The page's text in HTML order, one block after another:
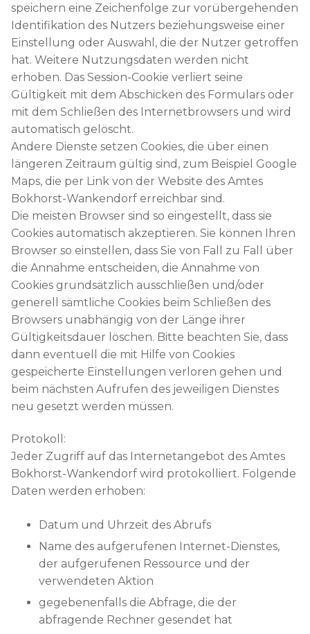
speichern eine Zeichenfolge zur vorübergehenden
Identifikation des Nutzers beziehungsweise einer
Einstellung oder Auswahl, die der Nutzer getroffen
hat. Weitere Nutzungsdaten werden nicht
erhoben. Das Session-Cookie verliert seine
Gültigkeit mit dem Abschicken des Formulars oder
mit dem Schließen des Internetbrowsers und wird
automatisch gelöscht.
Andere Dienste setzen Cookies, die über einen
längeren Zeitraum gültig sind, zum Beispiel Google
Maps, die per Link von der Website des Amtes
Bokhorst-Wankendorf erreichbar sind.
Die meisten Browser sind so eingestellt, dass sie
Cookies automatisch akzeptieren. Sie können Ihren
Browser so einstellen, dass Sie von Fall zu Fall über
die Annahme entscheiden, die Annahme von
Cookies grundsätzlich ausschließen und/oder
generell sämtliche Cookies beim Schließen des
Browsers unabhängig von der Länge ihrer
Gültigkeitsdauer löschen. Bitte beachten Sie, dass
dann eventuell die mit Hilfe von Cookies
gespeicherte Einstellungen verloren gehen und
beim nächsten Aufrufen des jeweiligen Dienstes
neu gesetzt werden müssen.
Protokoll:
Jeder Zugriff auf das Internetangebot des Amtes
Bokhorst-Wankendorf wird protokolliert. Folgende
Daten werden erhoben:
Datum und Uhrzeit des Abrufs
Name des aufgerufenen Internet-Dienstes,
der aufgerufenen Ressource und der
verwendeten Aktion
gegebenenfalls die Abfrage, die der
abfragende Rechner gesendet hat